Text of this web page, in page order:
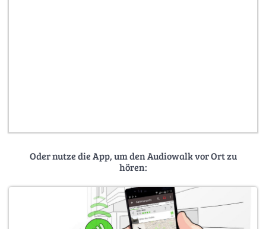
Oder nutze die App, um den Audiowalk vor Ort zu
hören: